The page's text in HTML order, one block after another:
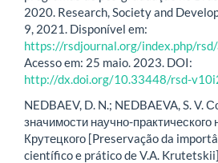
2020. Research, Society and
9, 2021. Disponível em:
https://rsdjournal.org/index.php/
Acesso em: 25 maio. 2023. DOI:
http://dx.doi.org/10.33448/rsd-
NEDBAEV, D. N.; NEDBAEVA, S. V.
значимости научно-
Крутецкого [Preservação da
científico e prático de V.A.